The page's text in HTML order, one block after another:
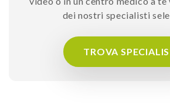
dei nostri specialisti
TROVA